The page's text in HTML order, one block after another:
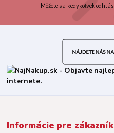
Môžete sa kedykoľvek
Informácie pre